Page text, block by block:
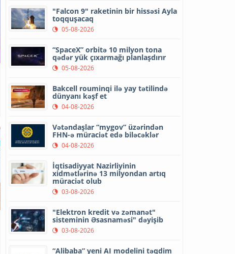
"Falcon 9" raketinin bir hissəsi Ayla
toqquşacaq
05-08-2026
“SpaceX” orbitə 10 milyon tona
qədər yük çıxarmağı planlaşdırır
05-08-2026
Bakcell rouminqi ilə yay tətilində
dünyanı kəşf et
04-08-2026
Vətəndaşlar “mygov” üzərindən
FHN-ə müraciət edə biləcəklər
04-08-2026
İqtisadiyyat Nazirliyinin
xidmətlərinə 13 milyondan artıq
müraciət olub
03-08-2026
"Elektron kredit və zəmanət"
sisteminin Əsasnaməsi" dəyişib
03-08-2026
“Alibaba” yeni AI modelini təqdim